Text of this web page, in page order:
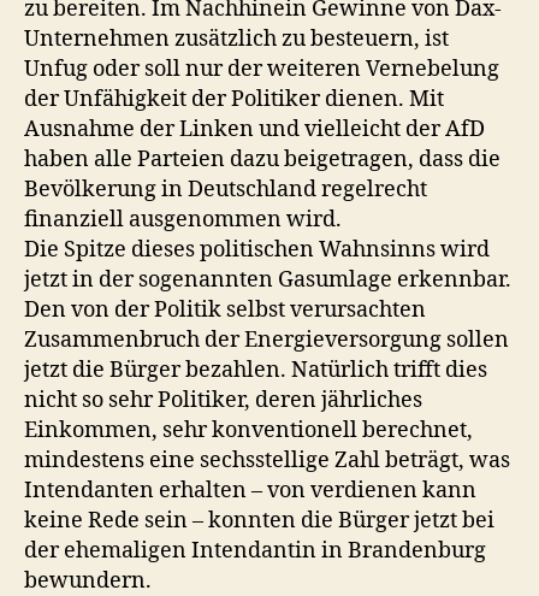
zu bereiten. Im Nachhinein Gewinne von Dax-
Unternehmen zusätzlich zu besteuern, ist
Unfug oder soll nur der weiteren Vernebelung
der Unfähigkeit der Politiker dienen. Mit
Ausnahme der Linken und vielleicht der AfD
haben alle Parteien dazu beigetragen, dass die
Bevölkerung in Deutschland regelrecht
finanziell ausgenommen wird.
Die Spitze dieses politischen Wahnsinns wird
jetzt in der sogenannten Gasumlage erkennbar.
Den von der Politik selbst verursachten
Zusammenbruch der Energieversorgung sollen
jetzt die Bürger bezahlen. Natürlich trifft dies
nicht so sehr Politiker, deren jährliches
Einkommen, sehr konventionell berechnet,
mindestens eine sechsstellige Zahl beträgt, was
Intendanten erhalten – von verdienen kann
keine Rede sein – konnten die Bürger jetzt bei
der ehemaligen Intendantin in Brandenburg
bewundern.